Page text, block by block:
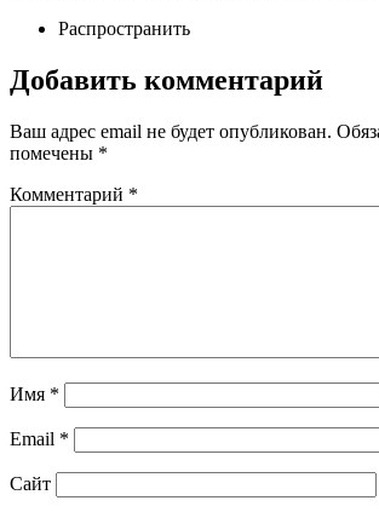
Распространить
Добавить комментарий
Ваш адрес email не будет опубликован.
помечены *
Комментарий *
Имя *
Email *
Сайт